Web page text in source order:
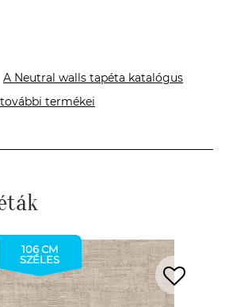
A Neutral walls tapéta katalógus
további termékei
106 CM
SZÉLES